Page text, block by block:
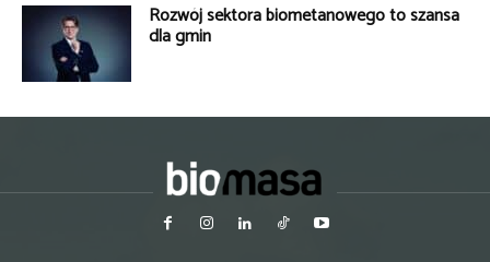
Rozwój sektora biometanowego to szansa
dla gmin